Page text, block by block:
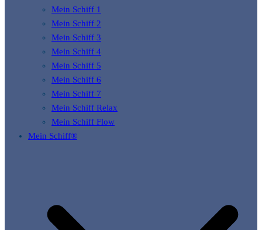
Mein Schiff 1
Mein Schiff 2
Mein Schiff 3
Mein Schiff 4
Mein Schiff 5
Mein Schiff 6
Mein Schiff 7
Mein Schiff Relax
Mein Schiff Flow
Mein Schiff®